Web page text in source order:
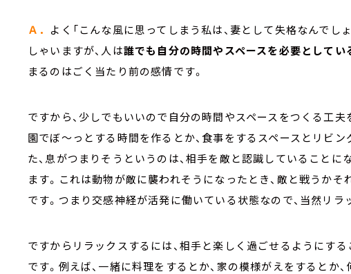
Ａ． よく「こんな風に思ってしまう私は、妻として失格なんでし
しゃいますが、人は誰でも自分の時間やスペースを必要としてい
まるのはごく当たり前の感情です。
ですから、少しでもいいので自分の時間やスペースをつくる工
園でぼ～っとする時間を作るとか、食事をするスペースとリビ
た、息がつまりそうというのは、相手を敵と認識していることに
ます。これは動物が敵に襲われそうになったとき、敵と戦うかそ
です。つまり交感神経が活発に働いている状態なので、当然リラ
ですからリラックスするには、相手と楽しく過ごせるようにする
です。例えば、一緒に料理をするとか、家の模様がえをするとか